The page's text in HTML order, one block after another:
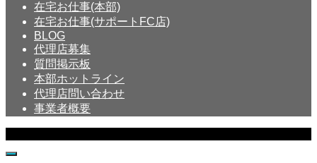
在宅お仕事(本部)
在宅お仕事(サポートFC店)
BLOG
代理店募集
質問掲示板
本部ホットライン
代理店問い合わせ
事業者概要